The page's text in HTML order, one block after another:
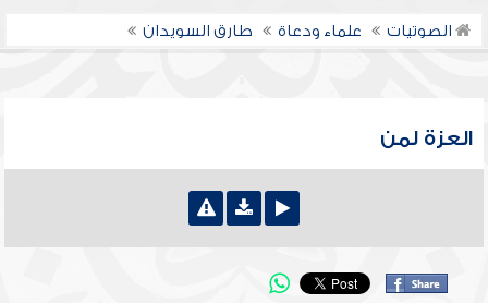
الصوتيات علماء ودعاة طارق السويدان
العزة لمن